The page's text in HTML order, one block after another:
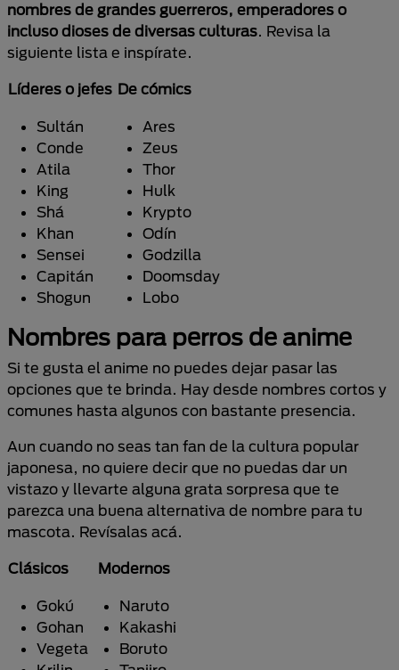
nombres de grandes guerreros, emperadores o
incluso dioses de diversas culturas. Revisa la
siguiente lista e inspírate.
Líderes o jefes De cómics
Sultán
Conde
Atila
King
Shá
Khan
Sensei
Capitán
Shogun
Ares
Zeus
Thor
Hulk
Krypto
Odín
Godzilla
Doomsday
Lobo
Nombres para perros de anime
Si te gusta el anime no puedes dejar pasar las
opciones que te brinda. Hay desde nombres cortos y
comunes hasta algunos con bastante presencia.
Aun cuando no seas tan fan de la cultura popular
japonesa, no quiere decir que no puedas dar un
vistazo y llevarte alguna grata sorpresa que te
parezca una buena alternativa de nombre para tu
mascota. Revísalas acá.
Clásicos Modernos
Gokú
Gohan
Vegeta
Naruto
Kakashi
Boruto